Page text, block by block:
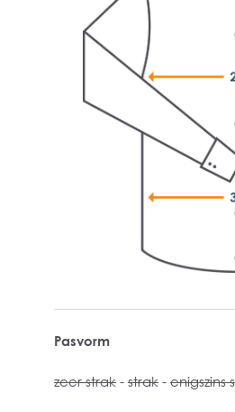
Pasvorm
zeer strak - strak - enigszins